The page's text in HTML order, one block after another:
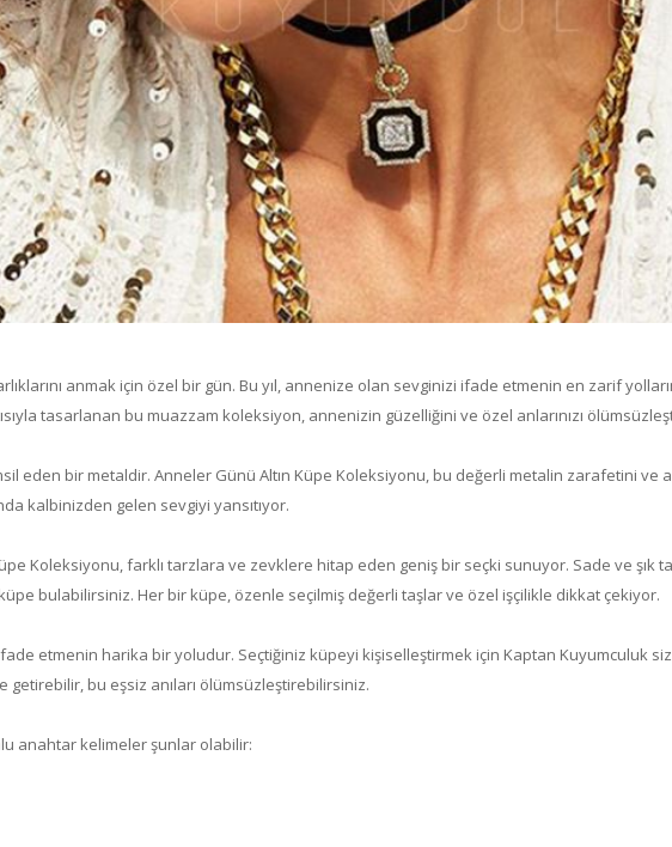
anmak için özel bir gün. Bu yıl, annenize olan sevginizi ifade etmenin en zarif
tasarlanan bu muazzam koleksiyon, annenizin güzelliğini ve özel anlarınızı
eden bir metaldir. Anneler Günü Altın Küpe Koleksiyonu, bu değerli metalin zarafetini ve
kalbinizden gelen sevgiyi yansıtıyor.
Koleksiyonu, farklı tarzlara ve zevklere hitap eden geniş bir seçki sunuyor. Sade ve
bulabilirsiniz. Her bir küpe, özenle seçilmiş değerli taşlar ve özel işçilikle dikkat çekiyor.
etmenin harika bir yoludur. Seçtiğiniz küpeyi kişiselleştirmek için Kaptan Kuyumculuk
bu eşsiz anıları ölümsüzleştirebilirsiniz.
anahtar kelimeler şunlar olabilir: